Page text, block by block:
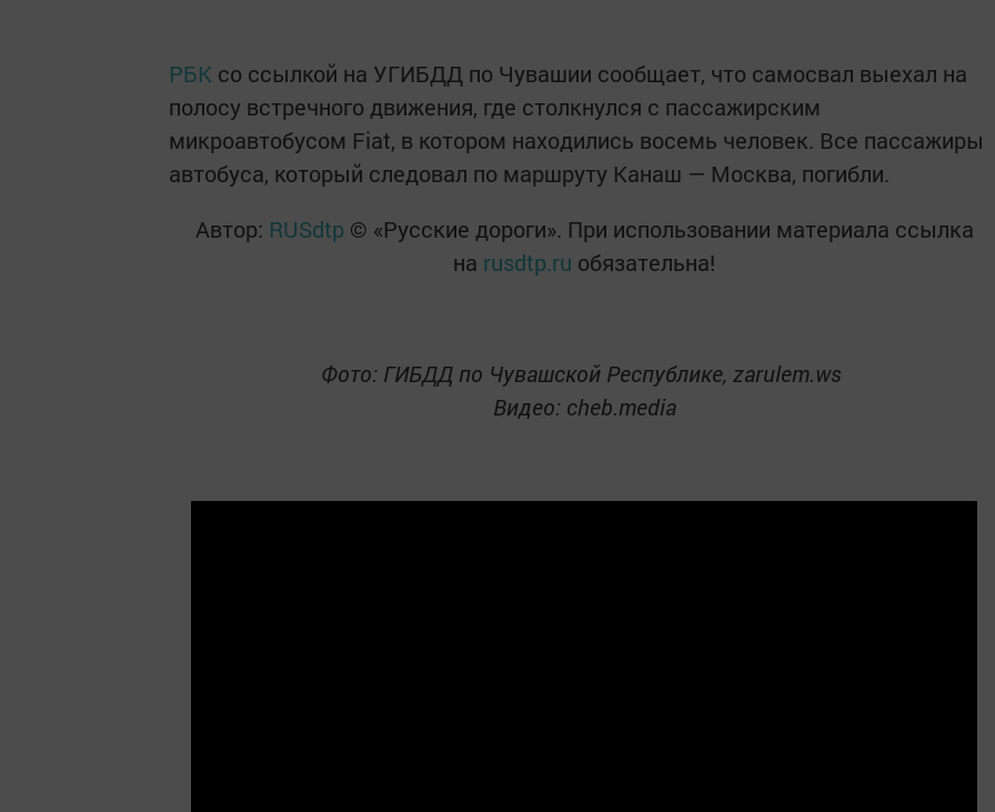
РБК со ссылкой на УГИБДД по Чувашии сообщает, что самосвал выехал на
полосу встречного движения, где столкнулся с пассажирским
микроавтобусом Fiat, в котором находились восемь человек. Все пассажиры
автобуса, который следовал по маршруту Канаш — Москва, погибли.
Автор: RUSdtp © «Русские дороги». При использовании материала ссылка
на rusdtp.ru обязательна!
Фото: ГИБДД по Чувашской Республике, zarulem.ws
Видео: cheb.media